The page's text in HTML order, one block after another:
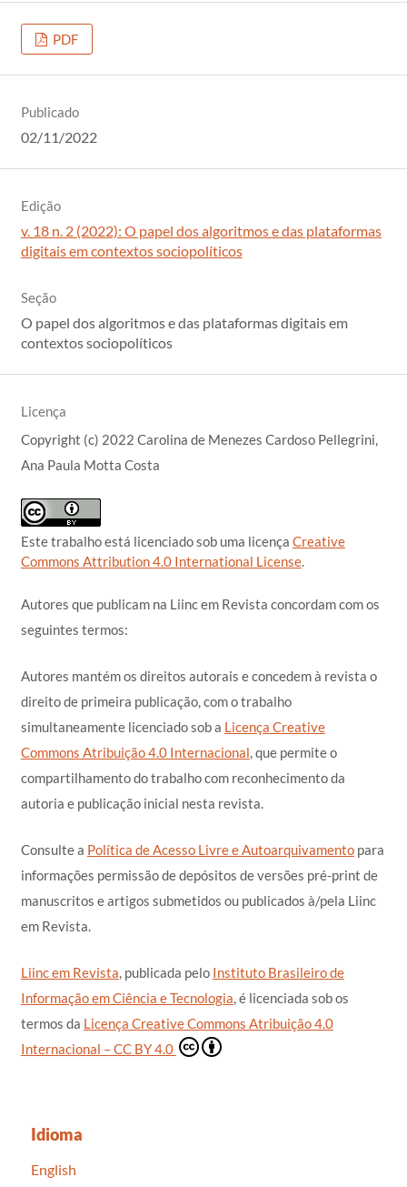
PDF
Publicado
02/11/2022
Edição
v. 18 n. 2 (2022): O papel dos algoritmos e das plataformas
digitais em contextos sociopolíticos
Seção
O papel dos algoritmos e das plataformas digitais em
contextos sociopolíticos
Licença
Copyright (c) 2022 Carolina de Menezes Cardoso Pellegrini,
Ana Paula Motta Costa
Este trabalho está licenciado sob uma licença Creative
Commons Attribution 4.0 International License.
Autores que publicam na Liinc em Revista concordam com os
seguintes termos:
Autores mantém os direitos autorais e concedem à revista o
direito de primeira publicação, com o trabalho
simultaneamente licenciado sob a Licença Creative
Commons Atribuição 4.0 Internacional, que permite o
compartilhamento do trabalho com reconhecimento da
autoria e publicação inicial nesta revista.
Consulte a Política de Acesso Livre e Autoarquivamentopara
informações permissão de depósitos de versões pré-print de
manuscritos e artigos submetidos ou publicados à/pela Liinc
em Revista.
Liinc em Revista, publicada pelo Instituto Brasileiro de
Informação em Ciência e Tecnologia, é licenciada sob os
termos da Licença Creative Commons Atribuição 4.0
Internacional – CC BY 4.0
Idioma
English